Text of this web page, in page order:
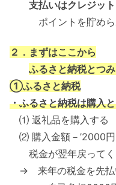
支払いはクレジッ
ポイントを貯めら
２．まずはここから
ふるさと納税とつ
①ふるさと納税
・ふるさと納税は購入
⑴ 返礼品を購入する
⑵ 購入金額－’2000円
税金が翌年戻ってく
→ 来年の税金を先払